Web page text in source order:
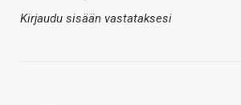
Kirjaudu sisään vastataksesi